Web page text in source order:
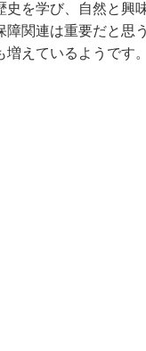
を学び、自然と興
関連は重要だと思
えているようです。